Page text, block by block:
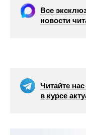
Все
новости
Читайте
в курсе